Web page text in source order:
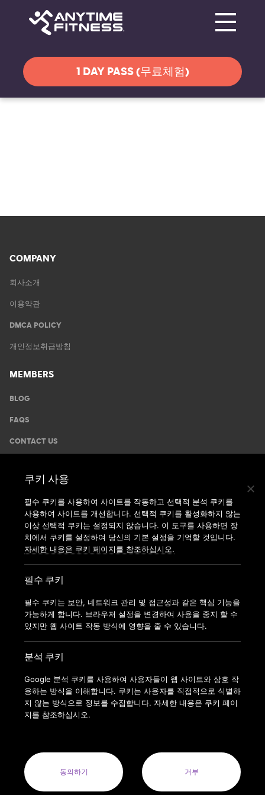
1 DAY PASS (무료체험)
COMPANY
회사소개
이용약관
DMCA POLICY
개인정보취급방침
MEMBERS
BLOG
FAQS
CONTACT US
지점찾기
가맹신청
COPYRIGHT © 2022 ANYTIMEFITNESSKOREA ALL RIGHTS
업자번호 : 164-88-01413
사업자명: 주식회사 모던휘트니스코리아(MODERN FITNESS KOREA
CO. LTD.) 대표자: 오혁진
쿠키 사용
필수 쿠키를 사용하여 사이트를 작동하고 선택적 분석 쿠키를
사용하여 사이트를 개선합니다. 선택적 쿠키를 활성화하지 않는
이상 선택적 쿠키는 설정되지 않습니다. 이 도구를 사용하면 장
치에서 쿠키를 설정하여 당신의 기본 설정을 기억할 것입니다.
자세한 내용은 쿠키 페이지를 참조하십시오.
필수 쿠키
필수 쿠키는 보안, 네트워크 관리 및 접근성과 같은 핵심 기능을
가능하게 합니다. 브라우저 설정을 변경하여 사용을 중지 할 수
있지만 웹 사이트 작동 방식에 영향을 줄 수 있습니다.
분석 쿠키
Google 분석 쿠키를 사용하여 사용자들이 웹 사이트와 상호 작
용하는 방식을 이해합니다. 쿠키는 사용자를 직접적으로 식별하
지 않는 방식으로 정보를 수집합니다. 자세한 내용은 쿠키 페이
지를 참조하십시오.
동의하기 거부